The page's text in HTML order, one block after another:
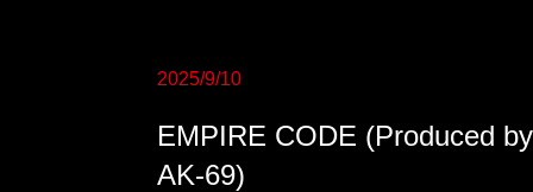
2025/9/10
EMPIRE CODE (Produced by
AK-69)